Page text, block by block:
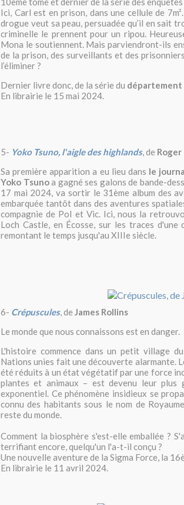
Ici, Carl est en prison, dans une cellule de
drogue veut sa peau, persuadée qu’il en sait
criminelle le prennent pour un ripou.
Mona le soutiennent. Mais parviendront-ils
de la prison, des surveillants et des
l’éliminer ?
Dernier livre donc, de la série du département
En librairie le 15 mai 2024.
5- Yoko Tsuno, l'aigle des highlands, de Roger
Sa première apparition a eu lieu dans le
Yoko Tsunoa gagné ses galons de bande-
17 mai 2024, va sortir le 31ème album des
embarquée tantôt dans des aventures
compagnie de Pol et Vic. Ici, nous la
Loch Castle, en Écosse, sur les traces
remontant le temps jusqu'au XIIIe siècle.
6- Crépuscules, de James Rollins
Le monde que nous connaissons est en danger.
L'histoire commence dans un petit village
Nations unies fait une découverte alarmante.
été réduits à un état végétatif par une force
plantes et animaux – est devenu leur plus
exponentiel. Ce phénomène insidieux se
connu des habitants sous le nom de
reste du monde.
Comment la biosphère s'est-elle emballée ?
terrifiant encore, quelqu'un l'a-t-il conçu ?
Une nouvelle aventure de la Sigma Force, la
En librairie le 11 avril 2024.